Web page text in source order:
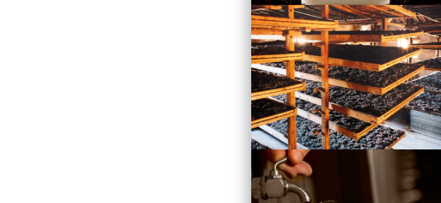
Visita la Cantina